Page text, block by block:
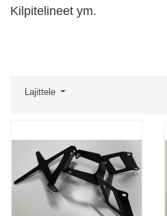
Kilpitelineet ym.
Lajittele